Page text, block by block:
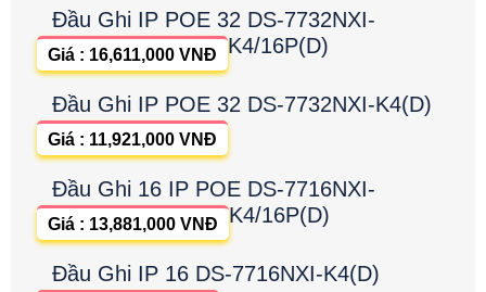
Đầu Ghi IP POE 32 DS-7732NXI-
K4/16P(D)
Giá : 16,611,000 VNĐ
Đầu Ghi IP POE 32 DS-7732NXI-K4(D)
Giá : 11,921,000 VNĐ
Đầu Ghi 16 IP POE DS-7716NXI-
K4/16P(D)
Giá : 13,881,000 VNĐ
Đầu Ghi IP 16 DS-7716NXI-K4(D)